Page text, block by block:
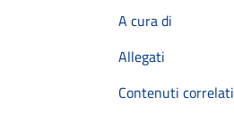
A cura di
Allegati
Contenuti correlati